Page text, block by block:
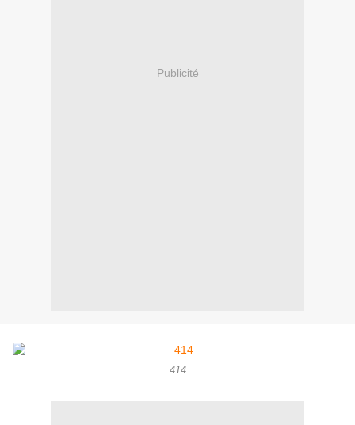
Publicité
414